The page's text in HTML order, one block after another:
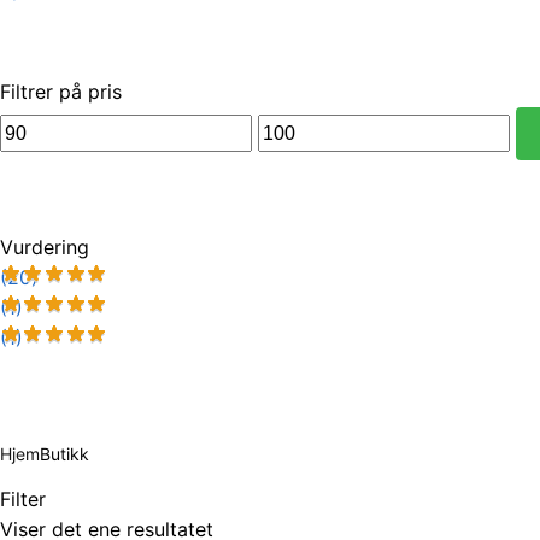
Filtrer på pris
Min.
pris
Makspris
Vurdering
(20)
(1)
(1)
HjemButikk
Filter
Viser det ene resultatet